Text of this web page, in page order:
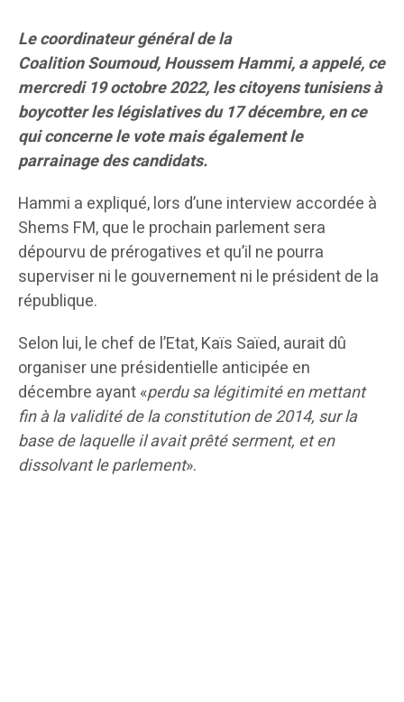
Le coordinateur général de la
Coalition Soumoud, Houssem Hammi, a appelé, ce
mercredi 19 octobre 2022, les citoyens tunisiens à
boycotter les législatives du 17 décembre, en ce
qui concerne le vote mais également le
parrainage des candidats.
Hammi a expliqué, lors d’une interview accordée à
Shems FM, que le prochain parlement sera
dépourvu de prérogatives et qu’il ne pourra
superviser ni le gouvernement ni le président de la
république.
Selon lui, le chef de l’Etat, Kaïs Saïed, aurait dû
organiser une présidentielle anticipée en
décembre ayant «perdu sa légitimité en mettant
fin à la validité de la constitution de 2014, sur la
base de laquelle il avait prêté serment, et en
dissolvant le parlement».